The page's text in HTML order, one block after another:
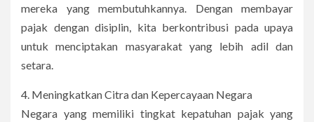
mereka yang membutuhkannya. Dengan membayar
pajak dengan disiplin, kita berkontribusi pada upaya
untuk menciptakan masyarakat yang lebih adil dan
setara.
4. Meningkatkan Citra dan Kepercayaan Negara
Negara yang memiliki tingkat kepatuhan pajak yang